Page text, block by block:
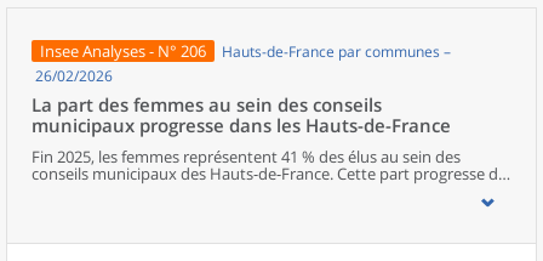
Insee Analyses - N° 206
Hauts-de-France par communes –
26/02/2026
La part des femmes au sein des conseils
municipaux progresse dans les Hauts-de-France
Fin 2025, les femmes représentent 41 % des élus au sein des
conseils municipaux des Hauts-de-France. Cette part progresse de
deux points entre les deux dernières élections municipales, mais
représentation féminine diminue cependant à mesure que les